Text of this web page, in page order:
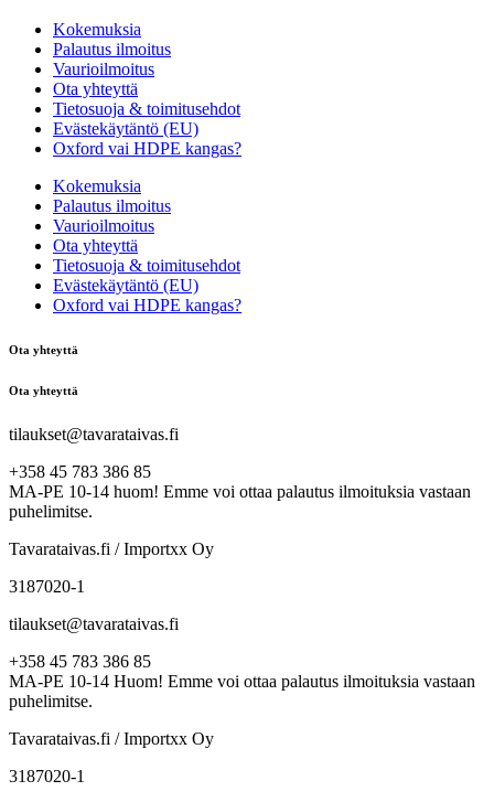
Kokemuksia
Palautus ilmoitus
Vaurioilmoitus
Ota yhteyttä
Tietosuoja & toimitusehdot
Evästekäytäntö (EU)
Oxford vai HDPE kangas?
Kokemuksia
Palautus ilmoitus
Vaurioilmoitus
Ota yhteyttä
Tietosuoja & toimitusehdot
Evästekäytäntö (EU)
Oxford vai HDPE kangas?
Ota yhteyttä
Ota yhteyttä
tilaukset@tavarataivas.fi
+358 45 783 386 85
MA-PE 10-14 huom! Emme voi ottaa palautus ilmoituksia vastaan
puhelimitse.
Tavarataivas.fi / Importxx Oy
3187020-1
tilaukset@tavarataivas.fi
+358 45 783 386 85
MA-PE 10-14 Huom! Emme voi ottaa palautus ilmoituksia vastaan
puhelimitse.
Tavarataivas.fi / Importxx Oy
3187020-1